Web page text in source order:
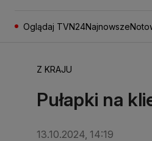
Oglądaj TVN24Najnowsze
Z KRAJU
Pułapki na
13.10.2024, 14:19